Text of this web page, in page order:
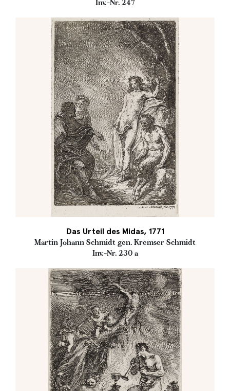
Inv.-Nr. 247
Das Urteil des Midas, 1771
Martin Johann Schmidt gen. Kremser Schmidt
Inv.-Nr. 230 a